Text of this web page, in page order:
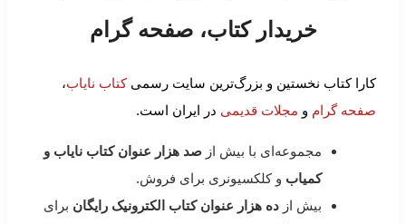
خریدار کتاب، صفحه گرام
کارا کتاب نخستین و بزرگ‌ترین سایت رسمیکتاب نایاب،
صفحه گرام و مجلات قدیمی در ایران است.
مجموعه‌ای با بیش از صد هزار عنوان کتاب نایاب و
کمیاب و کلکسیونری برای فروش.
بیش از ده هزار عنوان کتاب الکترونیک رایگان برای